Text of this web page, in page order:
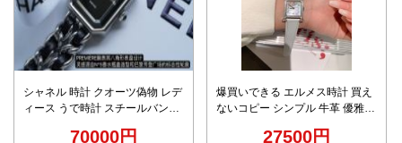
シャネル 時計 クオーツ偽物 レデ
ィース うで時計 スチールバンド
70000円
爆買いできる エルメス時計 買え
ないコピー シンプル 牛革 優雅 H
27500円